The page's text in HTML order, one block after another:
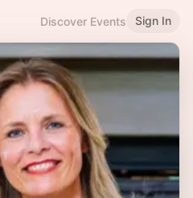
Discover Events Sign In